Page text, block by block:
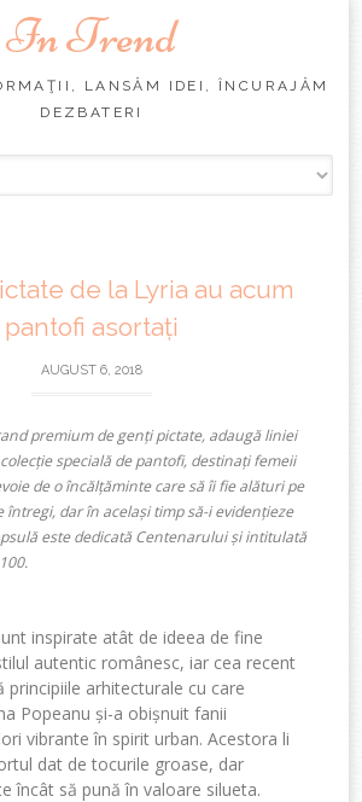
In Trend
LANSĂM IDEI, ÎNCURAJĂM
DEZBATERI
to
de la Lyria au acum
pantofi asortați
AUGUST 6, 2018
premium de genți pictate, adaugă liniei
specială de pantofi, destinați femeii
de o încălțăminte care să îi fie alături pe
dar în același timp să-i evidențieze
este dedicată Centenarului și intitulată
inspirate atât de ideea de fine
autentic românesc, iar cea recent
principiile arhitecturale cu care
Popeanu și-a obișnuit fanii
vibrante în spirit urban. Acestora li
dat de tocurile groase, dar
încât să pună în valoare silueta.